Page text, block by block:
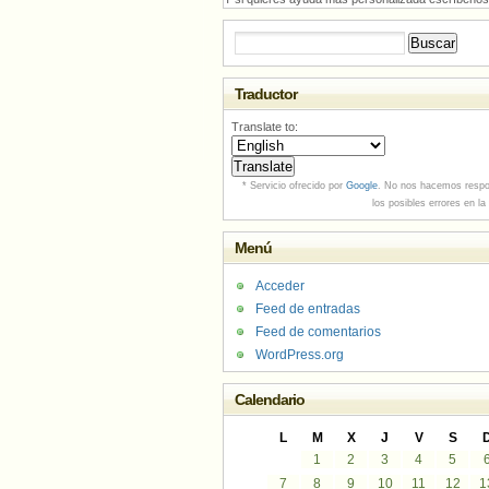
Traductor
Translate to:
* Servicio ofrecido por Google. No nos hacemos
los posibles errores en la
Menú
Acceder
Feed de entradas
Feed de comentarios
WordPress.org
Calendario
L M X J V S
1
2 3 4 5
6
7
8 9 10 11 12